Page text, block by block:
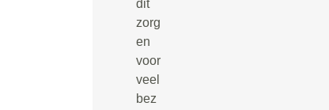
dit
zorg
en
voor
veel
bez